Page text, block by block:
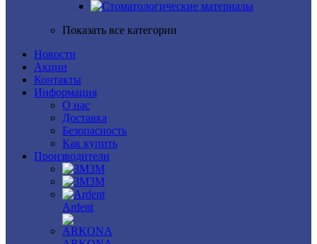
Показать все категории
Новости
Акции
Контакты
Информация
О нас
Доставка
Безопасность
Как купить
Производители
3M
3М
Ardent